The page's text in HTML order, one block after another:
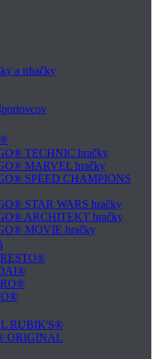
a trhačky
TECHNIC hračky
MARVEL hračky
SPEED CHAMPIONS
STAR WARS hračky
ARCHITEKT hračky
MOVIE hračky
RUBIK'S®
ORIGINAL